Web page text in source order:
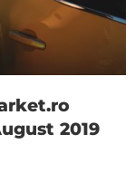
2019